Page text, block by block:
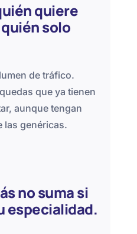
quiere
solo
de tráfico.
que ya tienen
aunque tengan
las genéricas.
no suma si
especialidad.